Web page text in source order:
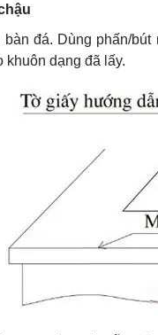
đá. Dùng phấn/bút
khuôn dạng đã lấy.